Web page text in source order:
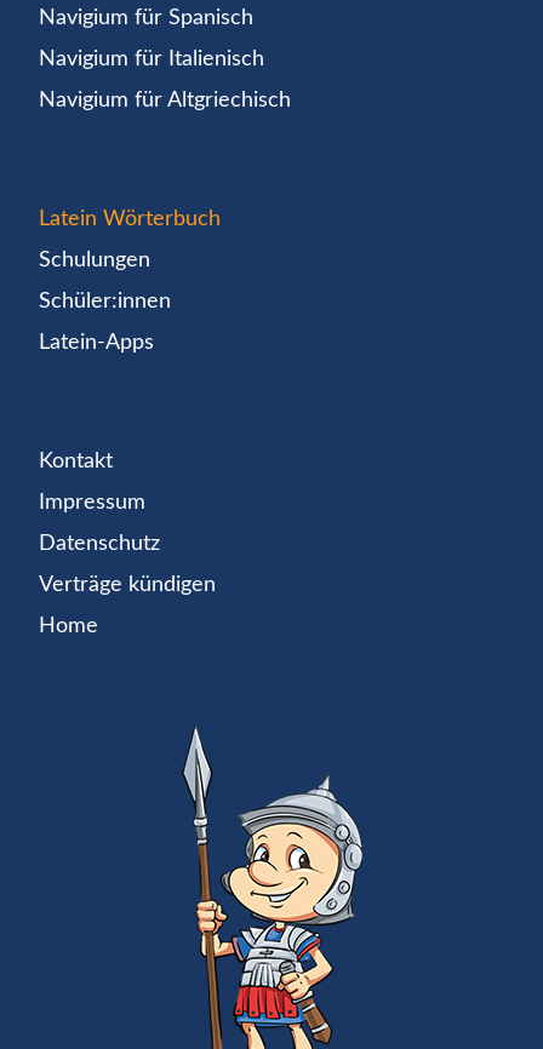
Navigium für Spanisch
Navigium für Italienisch
Navigium für Altgriechisch
Latein Wörterbuch
Schulungen
Schüler:innen
Latein-Apps
Kontakt
Impressum
Datenschutz
Verträge kündigen
Home